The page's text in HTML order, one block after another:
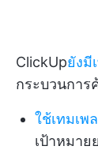
ClickUpยังมี
กระบวนการ
ใช้เทมเพ
เป้าหมา